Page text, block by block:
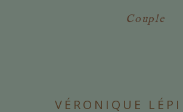
Couple
VÉRONIQUE